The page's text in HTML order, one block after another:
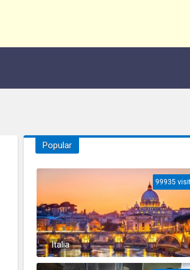
Popular
Italia
99935